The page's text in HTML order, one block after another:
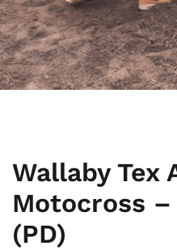
Wallaby Tex
Motocross
(PD)